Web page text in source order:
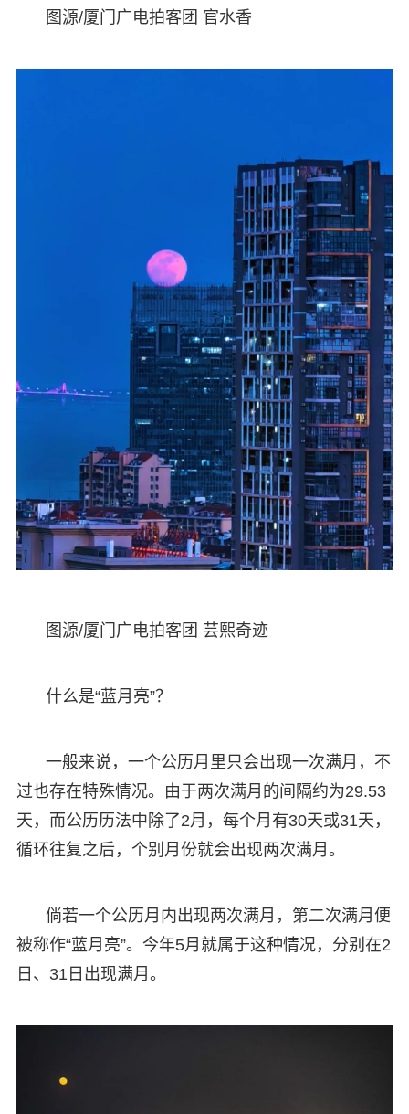
图源/厦门广电拍客团 官水香
图源/厦门广电拍客团 芸熙奇迹
什么是“蓝月亮”？
一般来说，一个公历月里只会出现一次满月，不
过也存在特殊情况。由于两次满月的间隔约为29.53
天，而公历历法中除了2月，每个月有30天或31天，
循环往复之后，个别月份就会出现两次满月。
倘若一个公历月内出现两次满月，第二次满月便
被称作“蓝月亮”。今年5月就属于这种情况，分别在2
日、31日出现满月。